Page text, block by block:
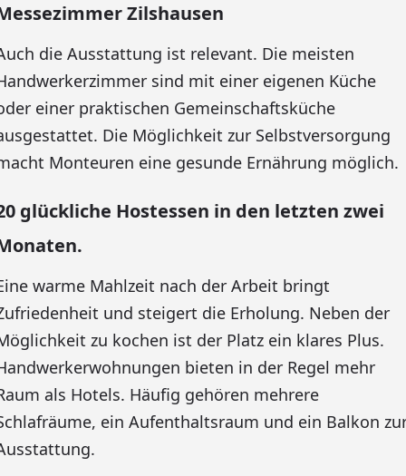
Zilshausen
die Ausstattung ist relevant. Die meisten
sind mit einer eigenen Küche
einer praktischen Gemeinschaftsküche
Die Möglichkeit zur Selbstversorgung
Monteuren eine gesunde Ernährung möglich.
glückliche Hostessen in den letzten zwei
warme Mahlzeit nach der Arbeit bringt
und steigert die Erholung. Neben der
zu kochen ist der Platz ein klares Plus.
bieten in der Regel mehr
als Hotels. Häufig gehören mehrere
ein Aufenthaltsraum und ein Balkon